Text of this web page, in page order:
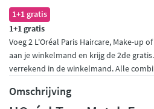
1+1 gratis
1+1 gratis
Voeg 2 L'Oréal Paris Haircare, Make-up
aan je winkelmand en krijg de 2de
verrekend in de winkelmand. Alle
Omschrijving